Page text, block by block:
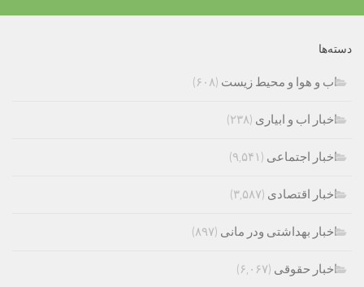
دسته‌ها
اب و هوا و محیط زیست (۶۰۸)
اخبار اب و ابیاری (۲۳۸)
اخبار اجتماعی (۹,۵۴۱)
اخبار اقتصادی (۳,۵۸۷)
اخبار بهداشتی ودر مانی (۸۹۷)
اخبار حقوقی (۶,۰۶۷)